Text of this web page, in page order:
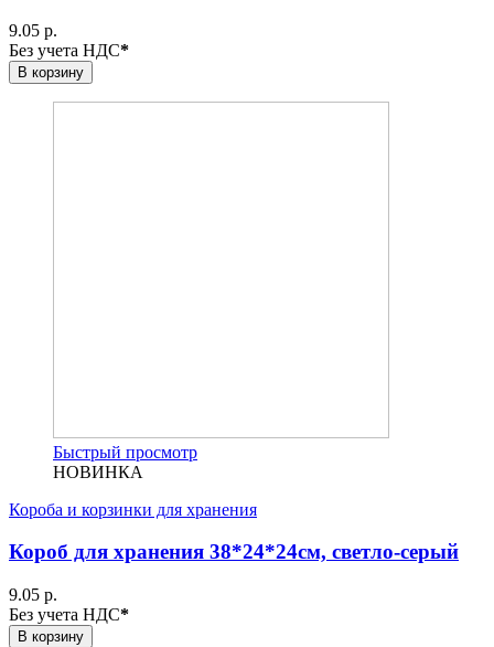
9.05 р.
Без учета НДС*
В корзину
Быстрый просмотр
НОВИНКА
Короба и корзинки для хранения
Короб для хранения 38*24*24см, светло-серый
9.05 р.
Без учета НДС*
В корзину